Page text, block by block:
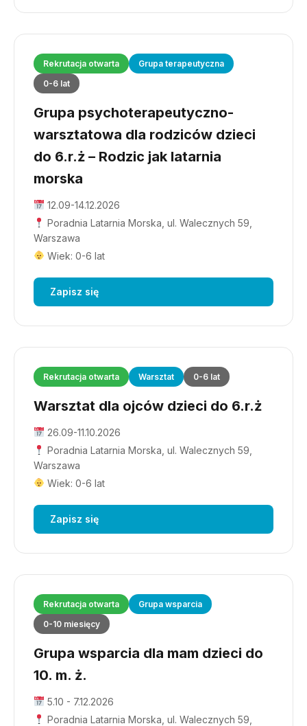
Rekrutacja otwarta
Grupa terapeutyczna
0-6 lat
Grupa psychoterapeutyczno-
warsztatowa dla rodziców dzieci
do 6.r.ż – Rodzic jak latarnia
morska
12.09-14.12.2026
Poradnia Latarnia Morska, ul. Walecznych 59,
Warszawa
Wiek: 0-6 lat
Zapisz się
Rekrutacja otwarta Warsztat 0-6 lat
Warsztat dla ojców dzieci do 6.r.ż
26.09-11.10.2026
Poradnia Latarnia Morska, ul. Walecznych 59,
Warszawa
Wiek: 0-6 lat
Zapisz się
Rekrutacja otwarta
Grupa wsparcia
0-10 miesięcy
Grupa wsparcia dla mam dzieci do
10. m. ż.
5.10 - 7.12.2026
Poradnia Latarnia Morska, ul. Walecznych 59,